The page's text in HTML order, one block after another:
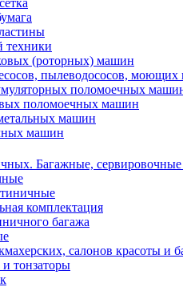
техники
(роторных) машин
пылеводососов, моющих
поломоечных
поломоечных машин
машин
машин
Багажные,
комплектация
багажа
салонов красоты и
тонзаторы